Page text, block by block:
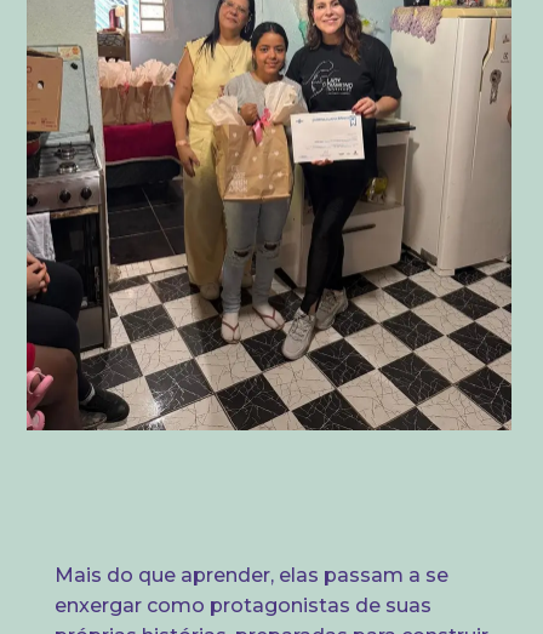
Mais do que aprender, elas passam a se
enxergar como protagonistas de suas